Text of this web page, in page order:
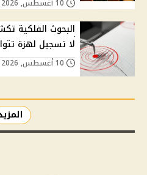
البحوث الفلكية
لا تسجيل لهزة